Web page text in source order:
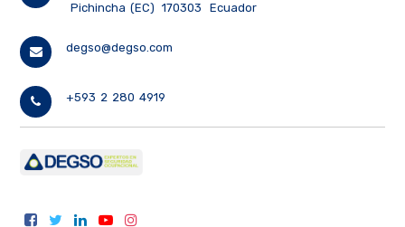
Pichincha (EC)
170303 Ecuador
degso@degso.com
+593 2 280 4919